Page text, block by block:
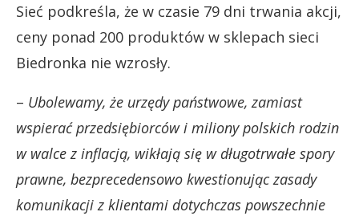
Sieć podkreśla, że w czasie 79 dni trwania akcji,
ceny ponad 200 produktów w sklepach sieci
Biedronka nie wzrosły.
– Ubolewamy, że urzędy państwowe, zamiast
wspierać przedsiębiorców i miliony polskich rodzin
w walce z inflacją, wikłają się w długotrwałe spory
prawne, bezprecedensowo kwestionując zasady
komunikacji z klientami dotychczas powszechnie